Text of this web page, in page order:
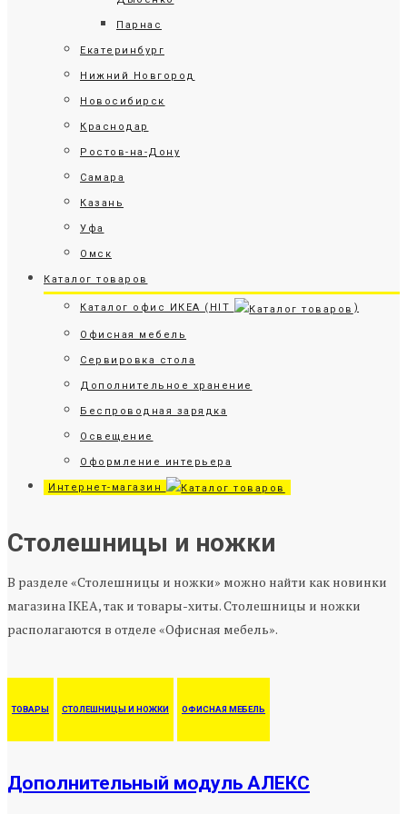
Парнас
Екатеринбург
Нижний Новгород
Новосибирск
Краснодар
Ростов-на-Дону
Самара
Казань
Уфа
Омск
Каталог товаров
Каталог офис ИКЕА (HIT )
Офисная мебель
Сервировка стола
Дополнительное хранение
Беспроводная зарядка
Освещение
Оформление интерьера
Интернет-магазин
Столешницы и ножки
В разделе «Столешницы и ножки» можно найти как новинки
магазина IKEA, так и товары-хиты. Столешницы и ножки
располагаются в отделе «Офисная мебель».
ТОВАРЫ СТОЛЕШНИЦЫ И НОЖКИ ОФИСНАЯ МЕБЕЛЬ
Дополнительный модуль АЛЕКС